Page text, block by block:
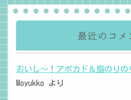
最近のコメ
おいし～！アボカド＆脂のりの
Moyukko より